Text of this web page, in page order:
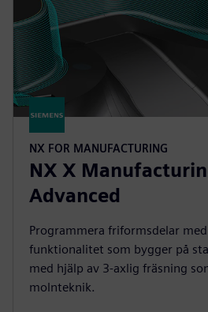
NX FOR MANUFACTURING
NX X
Advanced
Programmera friformsdelar med
funktionalitet som bygger på
med hjälp av 3-axlig fräsning
molnteknik.